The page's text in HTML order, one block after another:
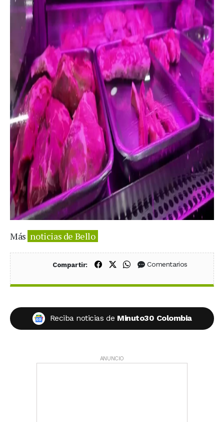
Más noticias de Bello
Compartir: Compartir en Facebook
Compartir en X (Twitter)
Compartir en WhatsApp
Comentarios
Reciba noticias de Minuto30 Colombia
ANUNCIO